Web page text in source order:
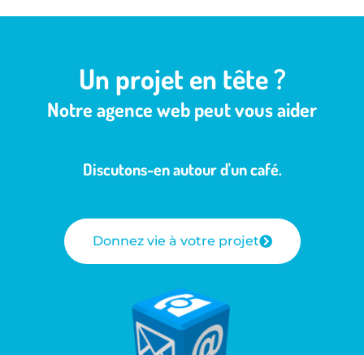
Un projet en tête ?
Notre agence web peut vous aider
Discutons-en autour d'un café.
Donnez vie à votre projet